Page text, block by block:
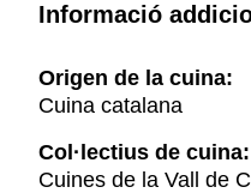
Informació
Origen de la cuina:
Cuina catalana
Col·lectius de cuina:
Cuines de la Vall de